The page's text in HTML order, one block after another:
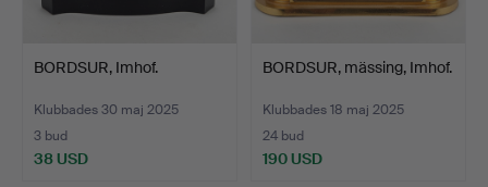
BORDSUR, Imhof.
Klubbades 30 maj 2025
3 bud
38 USD
BORDSUR, mässing, Imhof.
Klubbades 18 maj 2025
24 bud
190 USD